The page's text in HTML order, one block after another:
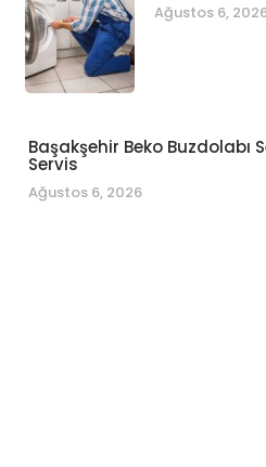
Ağustos 6,
Başakşehir Beko Buzdolabı
Servis
Ağustos 6, 2026